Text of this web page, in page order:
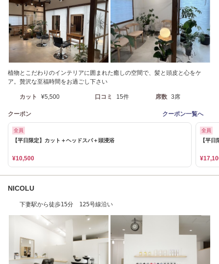
植物とこだわりのインテリアに囲まれた癒しの空間で、髪と頭皮と心をケ
ア。贅沢な至福時間をお過ごし下さい
カット ¥5,500 口コミ 15件 席数 3席
クーポン クーポン一覧へ
全員
【平日限定】カット＋ヘッドスパ＋頭浸浴
¥10,500
全員
【平
NICOLU
下妻駅から徒歩15分 125号線沿い